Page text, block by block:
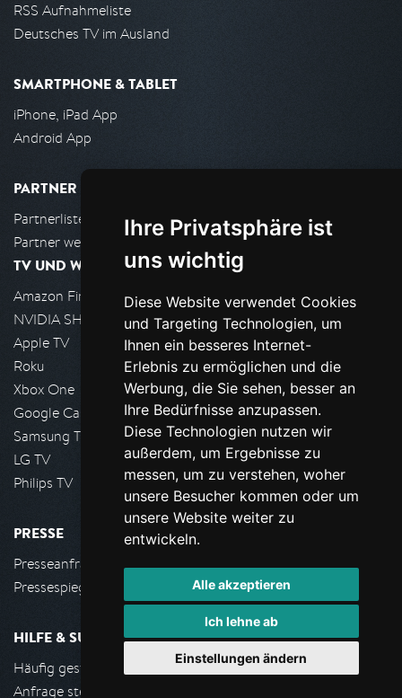
Ihre Privatsphäre ist
uns wichtig
Diese Website verwendet Cookies
und Targeting Technologien, um
Ihnen ein besseres Internet-
Erlebnis zu ermöglichen und die
Werbung, die Sie sehen, besser an
Ihre Bedürfnisse anzupassen.
Diese Technologien nutzen wir
außerdem, um Ergebnisse zu
messen, um zu verstehen, woher
unsere Besucher kommen oder um
unsere Website weiter zu
entwickeln.
Alle akzeptieren
Ich lehne ab
Einstellungen ändern
RSS Aufnahmeliste
Deutsches TV im Ausland
SMARTPHONE & TABLET
iPhone, iPad App
Android App
PARTNER
Partnerliste
Partner werden
TV UND WOHNZIMMER
Amazon FireTV
NVIDIA SHIELD, Google TV
Apple TV
Roku
Xbox One
Google Cast
Samsung TV
LG TV
Philips TV
PRESSE
Presseanfrage stellen
Pressespiegel
HILFE & SUPPORT
Häufig gestellte Fragen
Anfrage stellen